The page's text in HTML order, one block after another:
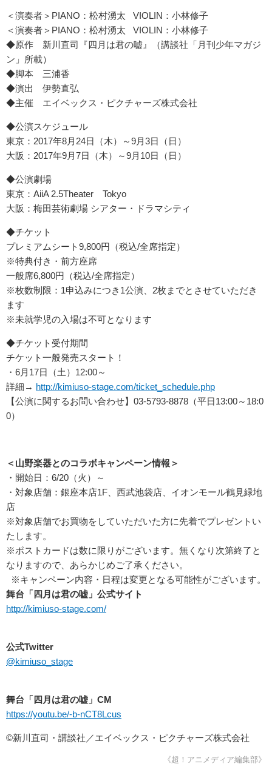
＜演奏者＞PIANO：松村湧太 VIOLIN：小林修子
＜演奏者＞PIANO：松村湧太 VIOLIN：小林修子
◆原作 新川直司『四月は君の嘘』（講談社「月刊少年マガジ
ン」所載）
◆脚本 三浦香
◆演出 伊勢直弘
◆主催 エイベックス・ピクチャーズ株式会社
◆公演スケジュール
東京：2017年8月24日（木）～9月3日（日）
大阪：2017年9月7日（木）～9月10日（日）
◆公演劇場
東京：AiiA 2.5Theater Tokyo
大阪：梅田芸術劇場 シアター・ドラマシティ
◆チケット
プレミアムシート9,800円（税込/全席指定）
※特典付き・前方座席
一般席6,800円（税込/全席指定）
※枚数制限：1申込みにつき1公演、2枚までとさせていただき
ます
※未就学児の入場は不可となります
◆チケット受付期間
チケット一般発売スタート！
・6月17日（土）12:00～
詳細→ http://kimiuso-stage.com/ticket_schedule.php
【公演に関するお問い合わせ】03-5793-8878（平日13:00～18:0
0）
＜山野楽器とのコラボキャンペーン情報＞
・開始日：6/20（火）～
・対象店舗：銀座本店1F、西武池袋店、イオンモール鶴見緑地
店
※対象店舗でお買物をしていただいた方に先着でプレゼントい
たします。
※ポストカードは数に限りがございます。無くなり次第終了と
なりますので、あらかじめご了承ください。
※キャンペーン内容・日程は変更となる可能性がございます。
舞台「四月は君の嘘」公式サイト
http://kimiuso-stage.com/
公式Twitter
@kimiuso_stage
舞台「四月は君の嘘」 CM
https://youtu.be/-b-nCT8Lcus
©新川直司・講談社／エイベックス・ピクチャーズ株式会社
《超！アニメディア編集部》